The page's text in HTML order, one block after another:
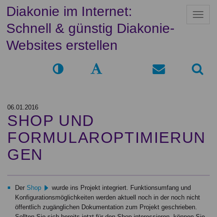
N
t
i
Diakonie im Internet:
Schnell & günstig Diakonie-
Websites erstellen
06.01.2016
SHOP UND
FORMULAROPTIMIERUN
GEN
Der Shop
wurde ins Projekt integriert. Funktionsumfang und
Konfigurationsmöglichkeiten werden aktuell noch in der noch nicht
öffentlich zugänglichen Dokumentation zum Projekt geschrieben.